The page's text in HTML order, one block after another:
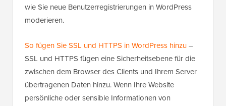
wie Sie neue Benutzerregistrierungen in WordPress
moderieren.
So fügen Sie SSL und HTTPS in WordPress hinzu–
SSL und HTTPS fügen eine Sicherheitsebene für die
zwischen dem Browser des Clients und Ihrem Server
übertragenen Daten hinzu. Wenn Ihre Website
persönliche oder sensible Informationen von